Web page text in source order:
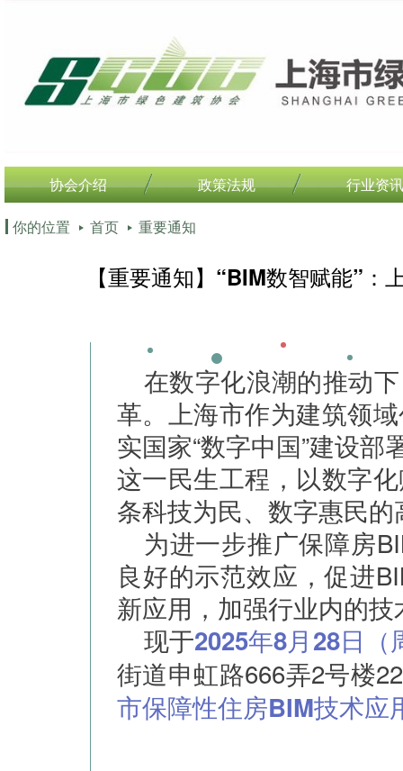
协会介绍 政策法规 行业资
你的位置 首页 重要通知
【重要通知】“BIM数智赋能”
在数字化浪潮的推动
革。上海市作为建筑领
实国家“数字中国”建设
这一民生工程，以数字
条科技为民、数字惠民
为进一步推广保障房
良好的示范效应，促进
新应用，加强行业内的
现于2025年8月28日（
街道申虹路666弄2号楼
市保障性住房BIM技术应